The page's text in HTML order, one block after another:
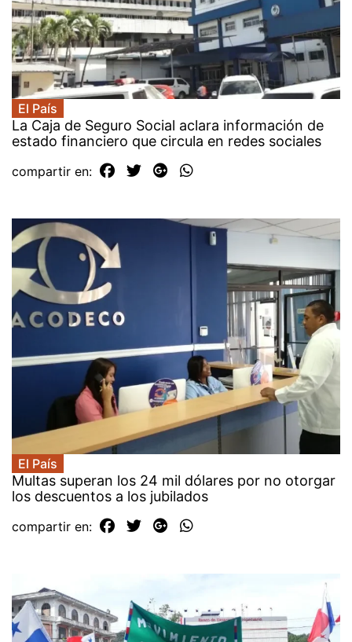
El País
La Caja de Seguro Social aclara información de
estado financiero que circula en redes sociales
compartir en:
El País
Multas superan los 24 mil dólares por no otorgar
los descuentos a los jubilados
compartir en: